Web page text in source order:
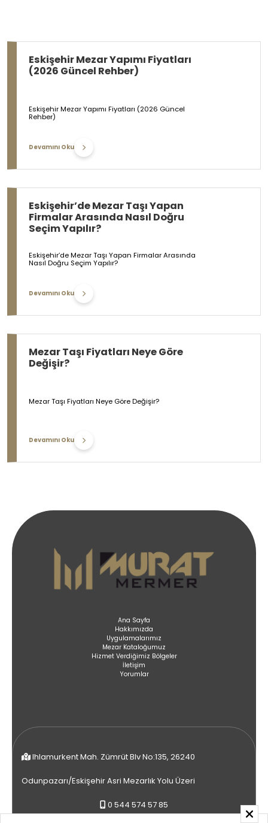
Eskişehir Mezar Yapımı Fiyatları
(2026 Güncel Rehber)
Eskişehir Mezar Yapımı Fiyatları (2026 Güncel
Rehber)
Devamını Oku
Eskişehir’de Mezar Taşı Yapan
Firmalar Arasında Nasıl Doğru
Seçim Yapılır?
Eskişehir’de Mezar Taşı Yapan Firmalar Arasında
Nasıl Doğru Seçim Yapılır?
Devamını Oku
Mezar Taşı Fiyatları Neye Göre
Değişir?
Mezar Taşı Fiyatları Neye Göre Değişir?
Devamını Oku
Ana Sayfa
Hakkımızda
Uygulamalarımız
Mezar Kataloğumuz
Hizmet Verdiğimiz Bölgeler
İletişim
Yorumlar
Ihlamurkent Mah. Zümrüt Blv No:135, 26240
Odunpazarı/Eskişehir Asri Mezarlık Yolu Üzeri
0 544 574 57 85